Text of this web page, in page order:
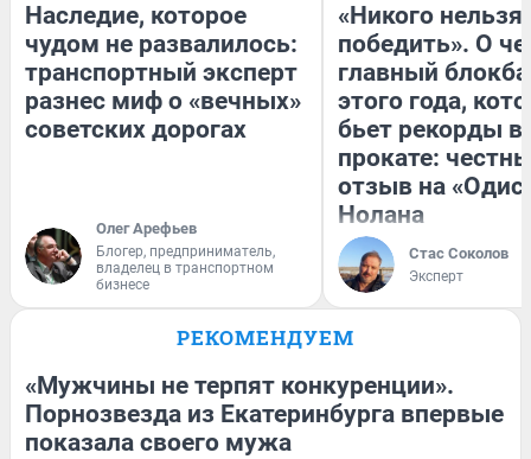
Наследие, которое
чудом не развалилось:
транспортный эксперт
разнес миф о «вечных»
советских дорогах
Олег Арефьев
Блогер, предприниматель,
владелец в транспортном
бизнесе
«Никого нельзя
победить». О
главный
этого года,
бьет рекорды в
прокате:
отзыв на
Нолана
Стас Соколов
Эксперт
РЕКОМЕНДУЕМ
«Мужчины не терпят конкуренции».
Порнозвезда из Екатеринбурга впервые
показала своего мужа